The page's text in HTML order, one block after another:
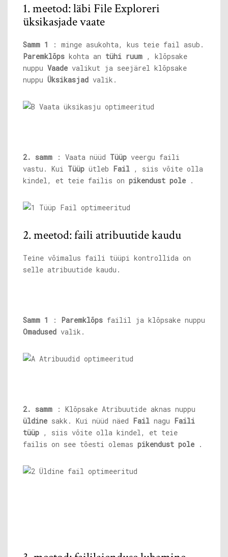
1. meetod: läbi File Exploreri
üksikasjade vaate
Samm 1
: minge asukohta, kus teie fail asub.
Paremklõps kohta an tühi ruum , klõpsake
nuppu Vaade valikut ja seejärel klõpsake
nuppu Üksikasjad valik.
2. samm : Vaata nüüd Tüüp veergu faili
vastu. Kui Tüüp ütleb Fail , siis võite olla
kindel, et teie failis on pikendust pole .
2. meetod: faili atribuutide kaudu
Teine võimalus faili tüüpi kontrollida on
selle atribuutide kaudu.
Samm 1 : Paremklõps failil ja klõpsake nuppu
Omadused valik.
2. samm : Klõpsake Atribuutide aknas nuppu
üldine sakk. Kui nüüd näed Fail nagu Faili
tüüp , siis võite olla kindel, et teie
failis on see tõesti olemas pikendust pole .